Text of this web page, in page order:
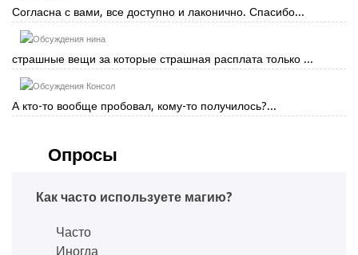
Согласна с вами, все доступно и лаконично. Спасибо...
нина
страшные вещи за которые страшная расплата только ...
Консол
А кто-то вообще пробовал, кому-то получилось?...
Опросы
Как часто используете магию?
Часто
Иногда